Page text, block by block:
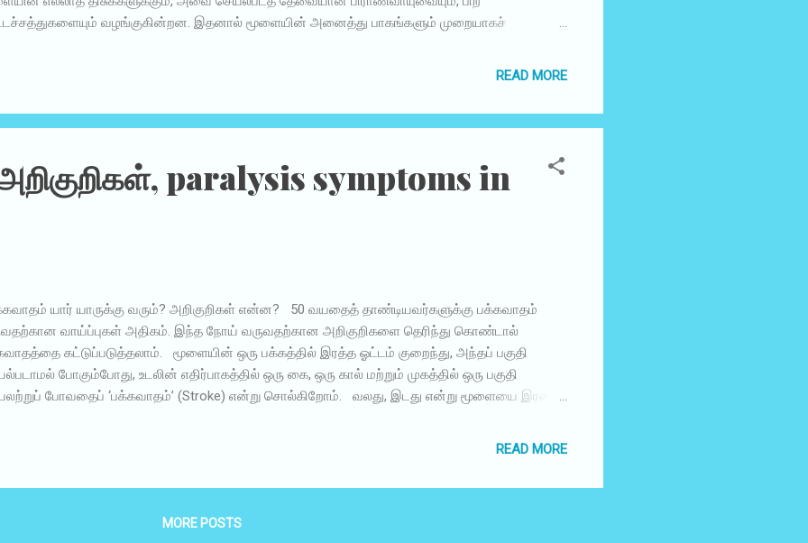
வழங்குகின்றன. இதனால் மூளையின் அனைத்து பாகங்களும் முறையாகச்
ஏற்படுகிறது. “ஸ்ட்ரோக்” என்றால் கிரேக்க மொழியில், “தடைபடுதல்” என்று பொருள். மூளைக்குச்
என...
READ MORE
paralysis symptoms in
யார் யாருக்கு வரும்? அறிகுறிகள் என்ன? 50 வயதைத் தாண்டியவர்களுக்கு பக்கவாதம்
வாய்ப்புகள் அதிகம். இந்த நோய் வருவதற்கான அறிகுறிகளை தெரிந்து கொண்டால்
கட்டுப்படுத்தலாம். மூளையின் ஒரு பக்கத்தில் இரத்த ஓட்டம் குறைந்து, அந்தப் பகுதி
போகும்போது, உடலின் எதிர்பாகத்தில் ஒரு கை, ஒரு கால் மற்றும் முகத்தில் ஒரு பகுதி
போவதைப் ‘பக்கவாதம்’ (Stroke) என்று சொல்கிறோம். வலது, இடது என்று மூளையை இரண்டு
காரணங்கள் 50 வயதைத் தாண்டியவர்களுக்கு இந்த வாய்ப்பு அதிகம். அதா...
READ MORE
MORE POSTS